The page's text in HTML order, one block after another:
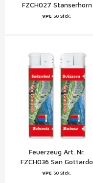
FZCH027 Stanserhorn
Zentral
VPE 50 Stck.
Feuerzeug Art. Nr.
FZCH036 San Gottardo
Zentral
VPE 50 Stck.